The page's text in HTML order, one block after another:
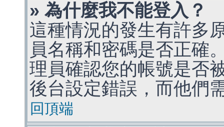
» 為什麼我不能登入？
這種情況的發生有許多
員名稱和密碼是否正確
理員確認您的帳號是否
後台設定錯誤，而他們
回頂端